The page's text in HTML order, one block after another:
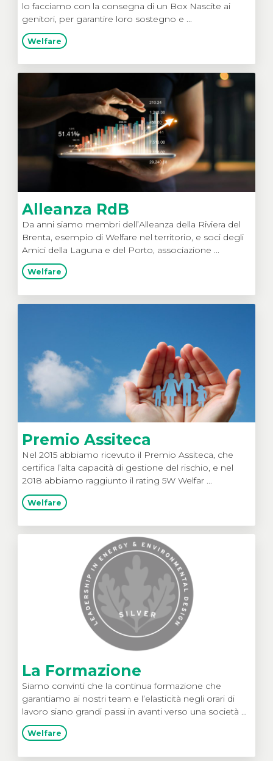
lo facciamo con la consegna di un Box Nascite ai
genitori, per garantire loro sostegno e ...
Welfare
Alleanza RdB
Da anni siamo membri dell’Alleanza della Riviera del
Brenta, esempio di Welfare nel territorio, e soci degli
Amici della Laguna e del Porto, associazione ...
Welfare
Premio Assiteca
Nel 2015 abbiamo ricevuto il Premio Assiteca, che
certifica l’alta capacità di gestione del rischio, e nel
2018 abbiamo raggiunto il rating 5W Welfar ...
Welfare
La Formazione
Siamo convinti che la continua formazione che
garantiamo ai nostri team e l’elasticità negli orari di
lavoro siano grandi passi in avanti verso una società ...
Welfare